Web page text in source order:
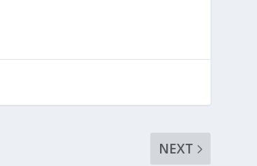
NEXT